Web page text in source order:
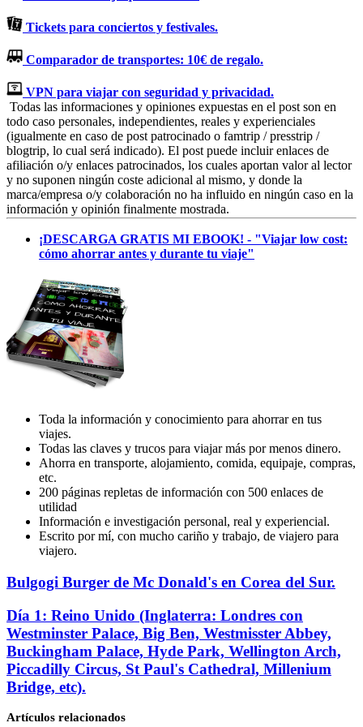
Tickets para conciertos y festivales.
Comparador de transportes: 10€ de regalo.
VPN para viajar con seguridad y privacidad.
Todas las informaciones y opiniones expuestas en el post son en
todo caso personales, independientes, reales y experienciales
(igualmente en caso de post patrocinado o famtrip / presstrip /
blogtrip, lo cual será indicado). El post puede incluir enlaces de
afiliación o/y enlaces patrocinados, los cuales aportan valor al lector
y no suponen ningún coste adicional al mismo, y donde la
marca/empresa o/y colaboración no ha influido en ningún caso en la
información y opinión finalmente mostrada.
¡DESCARGA GRATIS MI EBOOK! - "Viajar low cost:
cómo ahorrar antes y durante tu viaje"
Toda la información y conocimiento para ahorrar en tus
viajes.
Todas las claves y trucos para viajar más por menos dinero.
Ahorra en transporte, alojamiento, comida, equipaje, compras,
etc.
200 páginas repletas de información con 500 enlaces de
utilidad
Información e investigación personal, real y experiencial.
Escrito por mí, con mucho cariño y trabajo, de viajero para
viajero.
Bulgogi
Burger
de
Mc
Donald's
en
Corea
del
Sur.
Bulgogi Burger de Mc Donald's en Corea del Sur.
Día
1:
Reino
Unido
(Inglaterra:
Londres
Westminster
Día 1: Reino Unido (Inglaterra: Londres con
Westminster Palace, Big Ben, Westmisster Abbey,
Buckingham Palace, Hyde Park, Wellington Arch,
Piccadilly Circus, St Paul's Cathedral, Millenium
Bridge, etc).
Artículos relacionados